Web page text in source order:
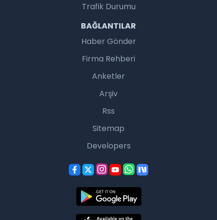
Trafik Durumu
BAĞLANTILAR
Haber Gönder
Firma Rehberi
Anketler
Arşiv
Rss
Sitemap
Developers